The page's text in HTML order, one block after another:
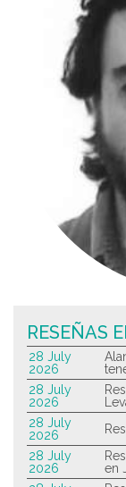
RESEÑAS
28 July
2026
28 July
2026
28 July
2026
28 July
2026
en